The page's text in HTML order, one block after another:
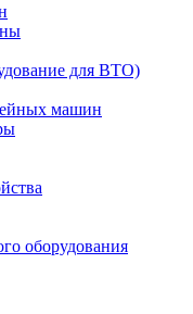
для ВТО)
машин
оборудования